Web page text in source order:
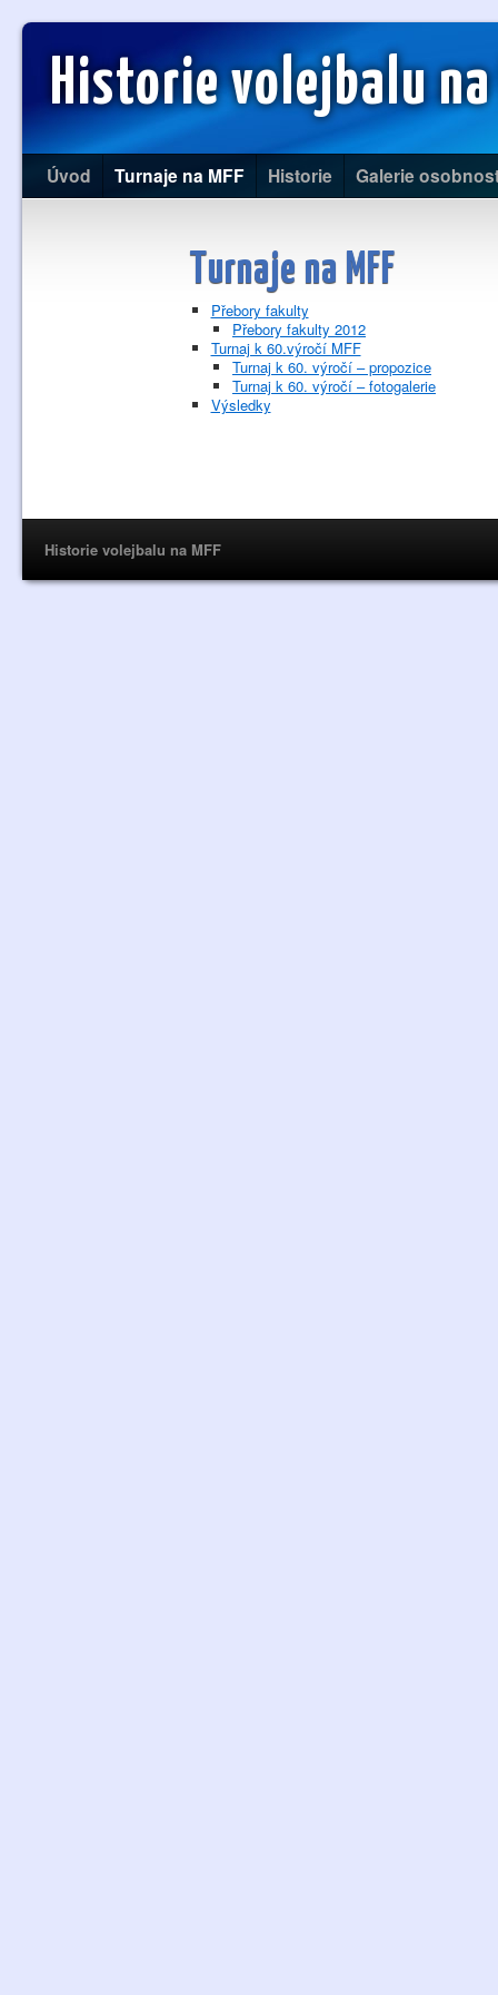
Historie volejbalu na
Úvod Turnaje na MFF Historie Galerie
Turnaje na MFF
Přebory fakulty
Přebory fakulty 2012
Turnaj k 60.výročí MFF
Turnaj k 60. výročí – propozice
Turnaj k 60. výročí – fotogalerie
Výsledky
Historie volejbalu na MFF